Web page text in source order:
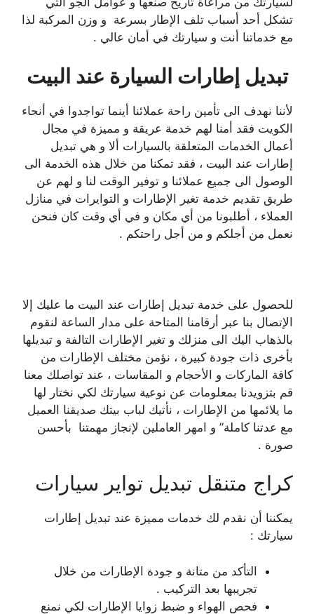
تشكل أحد أسباب تلف الإطار بسرعة و وزن المركبة لذا
مع خدماتنا أنت و سيارتك في أمان عالي .
تبديل إطارات السيارة عند البيت
لأننا نهدف الى تأمين راحة عملائنا أينما تواجدوا في أنحاء
الكويت فقد أمنا لهم خدمة عريقة و مميزة في مجال
أعمال الخدمات المتعلقة بالسيارات ألا و هي تبديل
إطارات عند البيت ، فقد تمكنا من خلال هذه الخدمة الى
الوصول الى جميع عملائنا و توفير الوقت لنا و لهم عن
طريق تقديم خدمة تغير الإطارات و التوايرات في منازل
العملاء ، أطلبونا من أي مكان و في أي وقت كان فنحن
نعمل من أجلكم و من أجل راحتكم .
للحصول على خدمة تبديل إطارات عند البيت ما عليك إلا
الإتصال بنا عبر أرقامنا المتاحة على مدار الساعة لنقوم
بالذهاب اليك الى منزلك و تغير الإطارات التالفة و تبديلها
بأخرى ذات جودة كبيرة ، نؤمن مختلف الإطارات من
كافة الماركات و الأحجام و المقاسات ، عند تواصلك معنا
قم بتزويدنا بمعلومات عن نوعية سيارتك لكي نختار لها
ما يلائمها من الإطارات ، نأتيك لباب بيتك صديقنا العميل
مع عدتنا كاملة” و امهر العاملين لإنجاز مهمتنا بأحسن
صورة .
كراج متنقل تبديل تواير سيارات
يمكننا أن نقدم لك خدمات مميزة عند تبديل إطارات
سيارتك :
التأكد من متانة و جودة الإطارات من خلال
تجريبها بعد التركيب .
فحص الهواء و ضبط زوايا الإطارات لكي نمنع